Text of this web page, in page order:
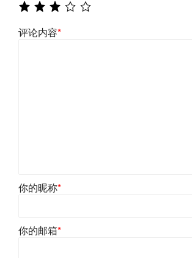
评论内容*
你的昵称*
你的邮箱*